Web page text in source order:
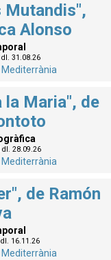
Alonso
31.08.26
la Maria", de
28.09.26
de Ramón
16.11.26